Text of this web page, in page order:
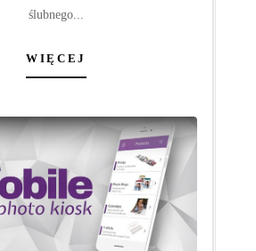
Spraw Wewnętrznych i Administracji.
WIĘCEJ